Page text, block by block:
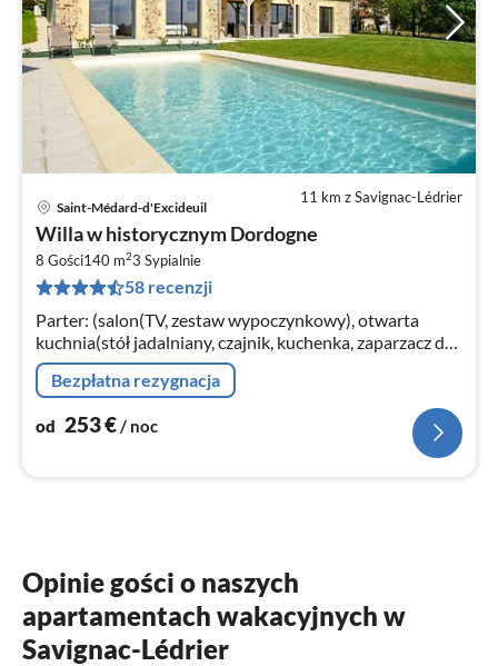
11 km z Savignac-Lédrier
Saint-Médard-d'Excideuil
Willa w historycznym Dordogne
8 Gości140 m23 Sypialnie
58 recenzji
Parter: (salon(TV, zestaw wypoczynkowy), otwarta
kuchnia(stół jadalniany, czajnik, kuchenka, zaparzacz do
kawy, kuchenka mikrofalowa kombinowana, zmywarka
do naczyń, lodówko-zamraż...
Bezpłatna rezygnacja
od 253€/ noc
Opinie gości o naszych
apartamentach wakacyjnych w
Savignac-Lédrier